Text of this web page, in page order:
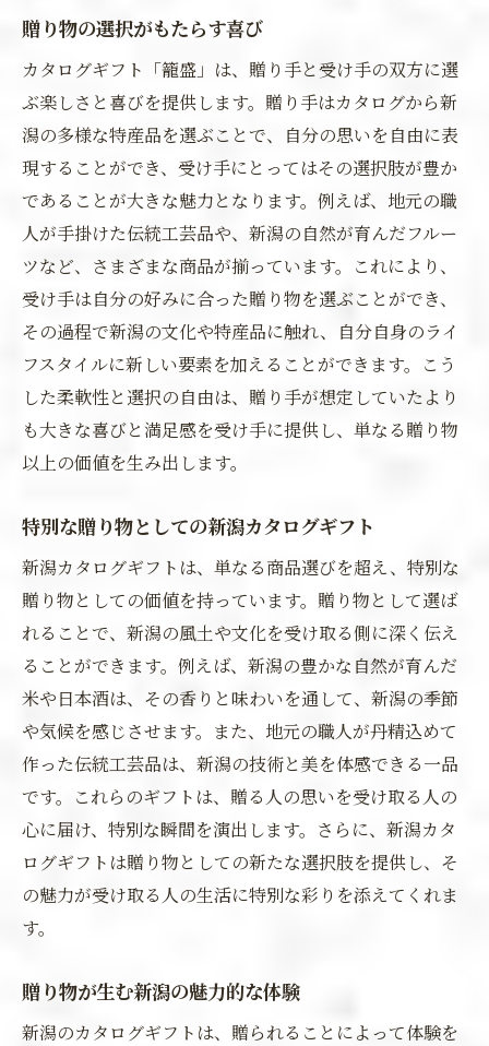
贈り物の選択がもたらす喜び
カタログギフト「籠盛」は、贈り手と受け手の双方に選
ぶ楽しさと喜びを提供します。贈り手はカタログから新
潟の多様な特産品を選ぶことで、自分の思いを自由に表
現することができ、受け手にとってはその選択肢が豊か
であることが大きな魅力となります。例えば、地元の職
人が手掛けた伝統工芸品や、新潟の自然が育んだフルー
ツなど、さまざまな商品が揃っています。これにより、
受け手は自分の好みに合った贈り物を選ぶことができ、
その過程で新潟の文化や特産品に触れ、自分自身のライ
フスタイルに新しい要素を加えることができます。こう
した柔軟性と選択の自由は、贈り手が想定していたより
も大きな喜びと満足感を受け手に提供し、単なる贈り物
以上の価値を生み出します。
特別な贈り物としての新潟カタログギフト
新潟カタログギフトは、単なる商品選びを超え、特別な
贈り物としての価値を持っています。贈り物として選ば
れることで、新潟の風土や文化を受け取る側に深く伝え
ることができます。例えば、新潟の豊かな自然が育んだ
米や日本酒は、その香りと味わいを通して、新潟の季節
や気候を感じさせます。また、地元の職人が丹精込めて
作った伝統工芸品は、新潟の技術と美を体感できる一品
です。これらのギフトは、贈る人の思いを受け取る人の
心に届け、特別な瞬間を演出します。さらに、新潟カタ
ログギフトは贈り物としての新たな選択肢を提供し、そ
の魅力が受け取る人の生活に特別な彩りを添えてくれま
す。
贈り物が生む新潟の魅力的な体験
新潟のカタログギフトは、贈られることによって体験を